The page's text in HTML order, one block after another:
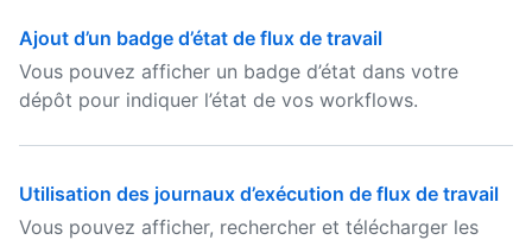
Ajout d’un badge d’état de flux de travail
Vous pouvez afficher un badge d’état dans votre
dépôt pour indiquer l’état de vos workflows.
Utilisation des journaux d’exécution de flux de travail
Vous pouvez afficher, rechercher et télécharger les